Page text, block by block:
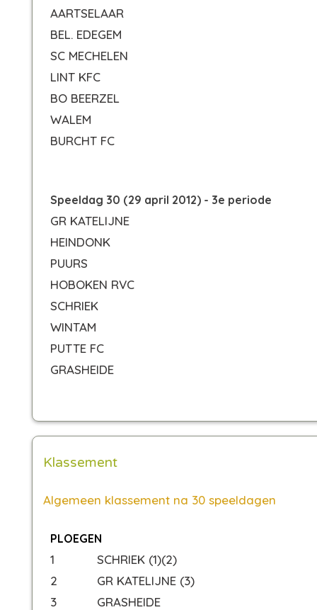
AARTSELAAR
BEL. EDEGEM
SC MECHELEN
LINT KFC
BO BEERZEL
WALEM
BURCHT FC
Speeldag 30 (29 april 2012) - 3e periode
GR KATELIJNE
HEINDONK
PUURS
HOBOKEN RVC
SCHRIEK
WINTAM
PUTTE FC
GRASHEIDE
Klassement
Algemeen klassement na 30 speeldagen
PLOEGEN
1
SCHRIEK (1)(2)
2
GR KATELIJNE (3)
3
GRASHEIDE